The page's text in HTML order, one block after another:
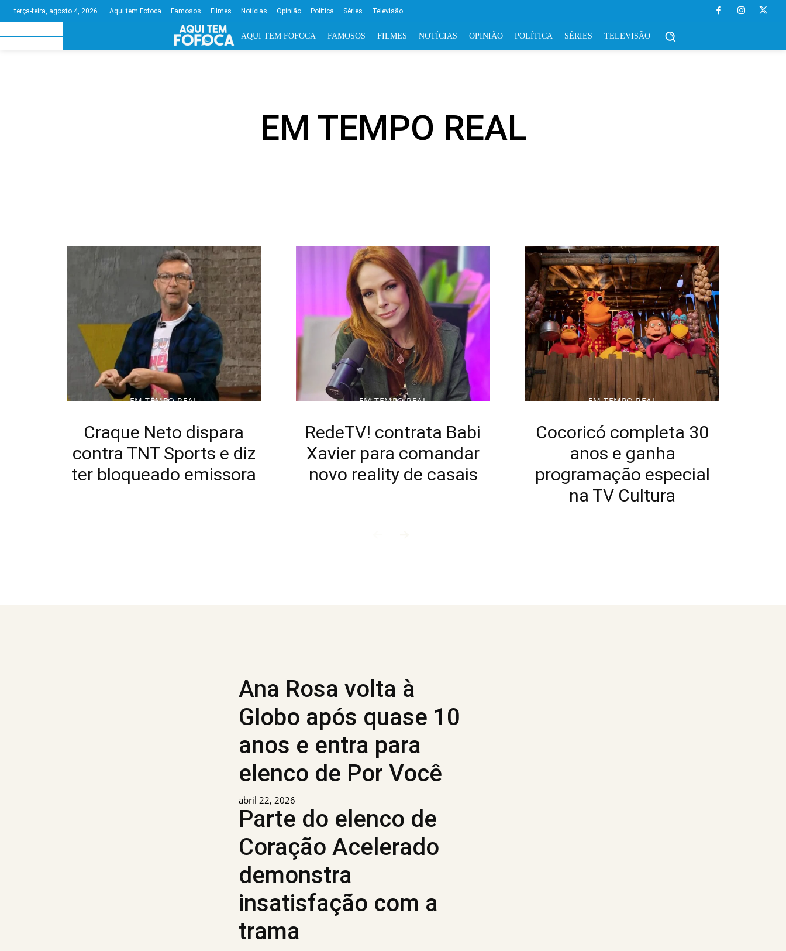
terça-feira, agosto 4, 2026 Aqui tem Fofoca Famosos Filmes Notícias Opinião Política Séries Televisão
AQUI TEM FOFOCA FAMOSOS FILMES NOTÍCIAS OPINIÃO POLÍTICA SÉRIES TELEVISÃO
EM TEMPO REAL
EM TEMPO REAL
Craque Neto dispara
contra TNT Sports e diz
ter bloqueado emissora
EM TEMPO REAL
RedeTV! contrata Babi
Xavier para comandar
novo reality de casais
EM TEMPO REAL
Cocoricó completa 30
anos e ganha
programação especial
na TV Cultura
Ana Rosa volta à
Globo após quase 10
anos e entra para
elenco de Por Você
abril 22, 2026
Parte do elenco de
Coração Acelerado
demonstra
insatisfação com a
trama